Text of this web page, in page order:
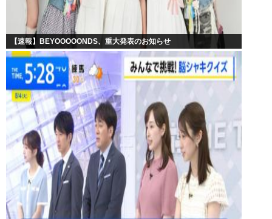
【速報】BEYOOOOONDS、重大発表のお知らせ